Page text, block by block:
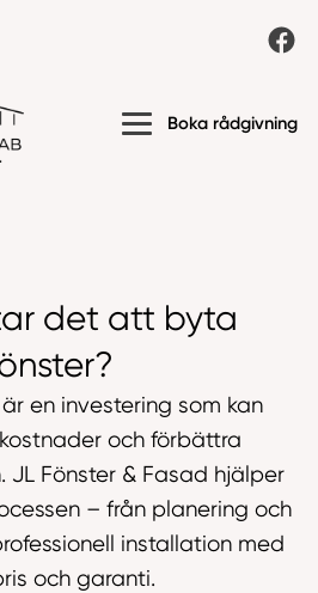
Boka rådgivning
det att byta
en investering som kan
och förbättra
JL Fönster & Fasad hjälper
– från planering och
installation med
och garanti.